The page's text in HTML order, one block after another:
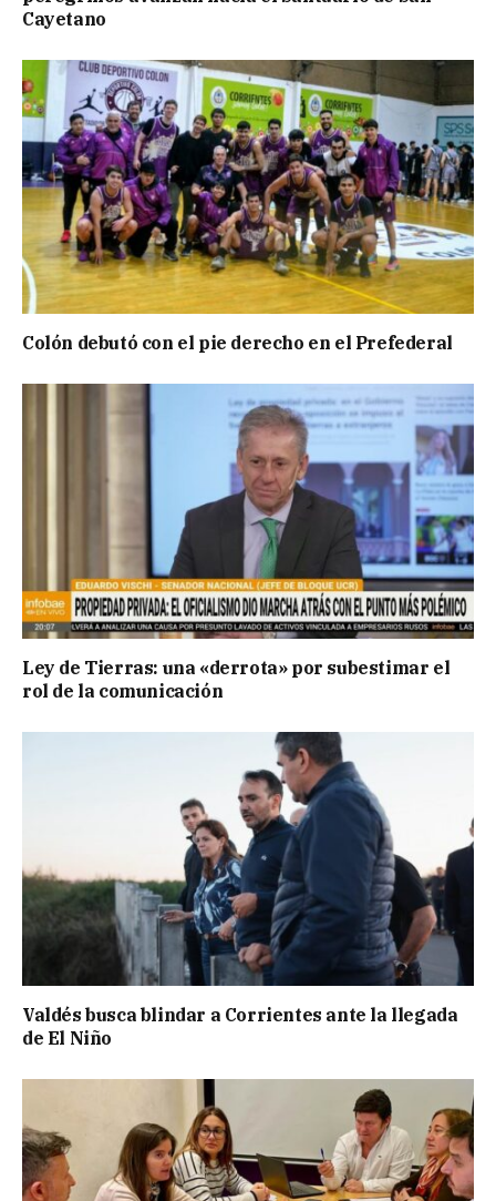
Cayetano
Colón debutó con el pie derecho en el Prefederal
Ley de Tierras: una «derrota» por subestimar el
rol de la comunicación
Valdés busca blindar a Corrientes ante la llegada
de El Niño